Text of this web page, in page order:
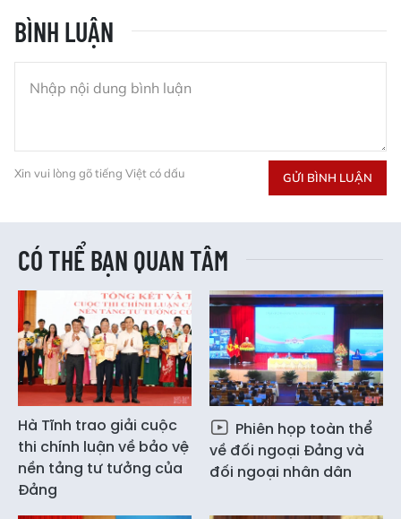
BÌNH LUẬN
Xin vui lòng gõ tiếng Việt có dấu GỬI BÌNH LUẬN
CÓ THỂ BẠN QUAN TÂM
Hà Tĩnh trao giải cuộc
thi chính luận về bảo vệ
nền tảng tư tưởng của
Đảng
Phiên họp toàn thể
về đối ngoại Đảng và
đối ngoại nhân dân